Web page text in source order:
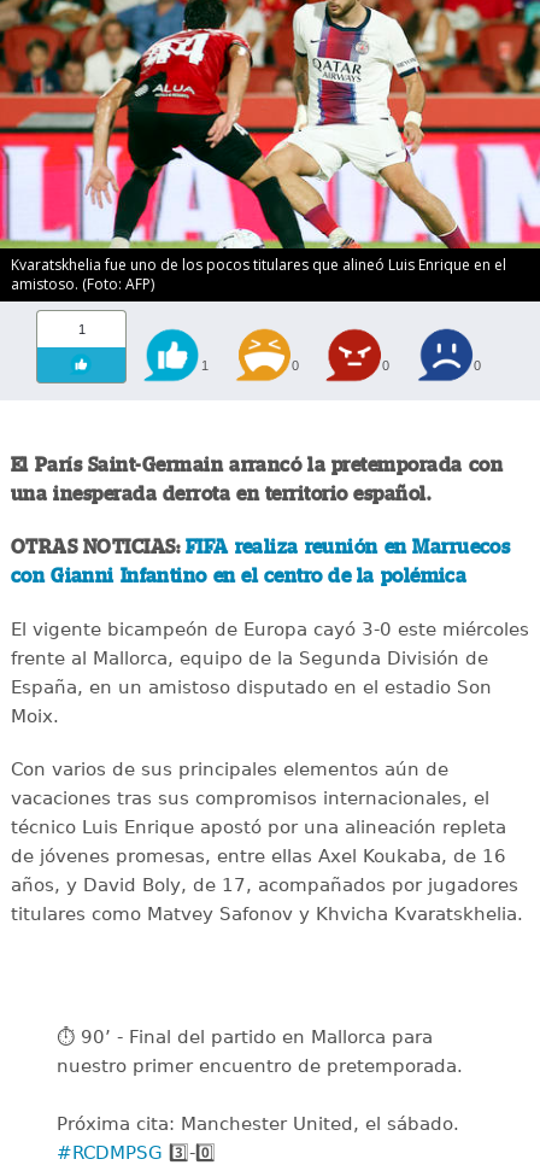
Kvaratskhelia fue uno de los pocos titulares que alineó Luis Enrique en el
amistoso. (Foto: AFP)
1
1 0 0 0
El París Saint-Germain arrancó la pretemporada con
una inesperada derrota en territorio español.
OTRAS NOTICIAS: FIFA realiza reunión en Marruecos
con Gianni Infantino en el centro de la polémica
El vigente bicampeón de Europa cayó 3-0 este miércoles
frente al Mallorca, equipo de la Segunda División de
España, en un amistoso disputado en el estadio Son
Moix.
Con varios de sus principales elementos aún de
vacaciones tras sus compromisos internacionales, el
técnico Luis Enrique apostó por una alineación repleta
de jóvenes promesas, entre ellas Axel Koukaba, de 16
años, y David Boly, de 17, acompañados por jugadores
titulares como Matvey Safonov y Khvicha Kvaratskhelia.
⏱️ 90’ - Final del partido en Mallorca para
nuestro primer encuentro de pretemporada.
Próxima cita: Manchester United, el sábado.
#RCDMPSG 3️⃣-0️⃣